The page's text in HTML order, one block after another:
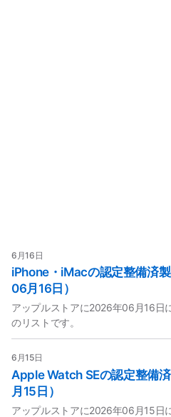
6月16日
iPhone・iMacの認定整備済
06月16日）
アップルストアに2026年06月16日
のリストです。
6月15日
Apple Watch SEの認定整備
月15日）
アップルストアに2026年06月15日